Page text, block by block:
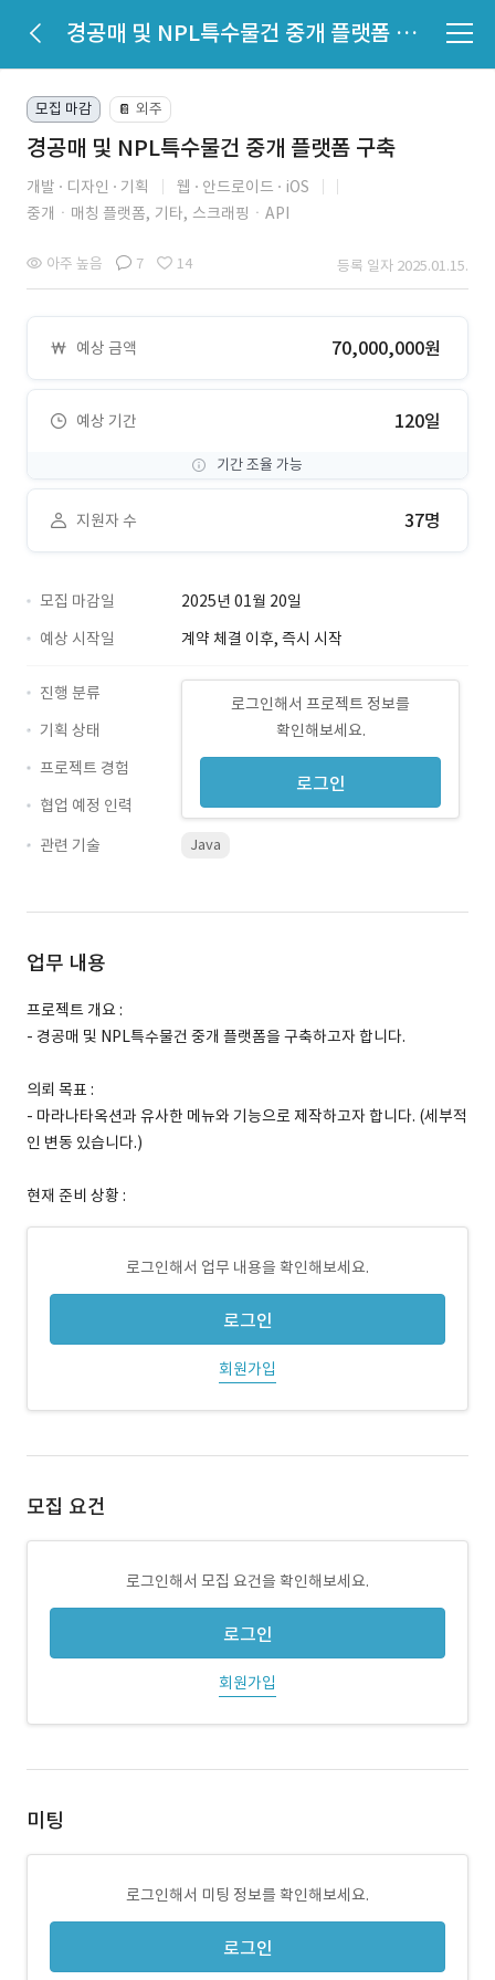
경공매 및 NPL특수물건 중개 플랫폼 구축
모집 마감 📔 외주
경공매 및 NPL특수물건 중개 플랫폼 구축
개발 디자인 기획 웹 안드로이드
iOS
중개ㆍ매칭 플랫폼, 기타, 스크래핑ㆍAPI
아주 높음 7 14 등록 일자 2025.01.15.
예상 금액 70,000,000원
예상 기간 120일
기간 조율 가능
지원자 수 37명
모집 마감일
2025년 01월 20일
예상 시작일
계약 체결 이후, 즉시 시작
로그인해서 프로젝트 정보를
확인해보세요.
로그인
진행 분류
기획 상태
프로젝트 경험
협업 예정 인력
관련 기술
Java
업무 내용
프로젝트 개요 :
- 경공매 및 NPL특수물건 중개 플랫폼을 구축하고자 합니다.
의뢰 목표 :
- 마라나타옥션과 유사한 메뉴와 기능으로 제작하고자 합니다. (세부적
인 변동 있습니다.)
현재 준비 상황 :
로그인해서 업무 내용을 확인해보세요.
로그인
회원가입
모집 요건
로그인해서 모집 요건을 확인해보세요.
로그인
회원가입
미팅
로그인해서 미팅 정보를 확인해보세요.
로그인